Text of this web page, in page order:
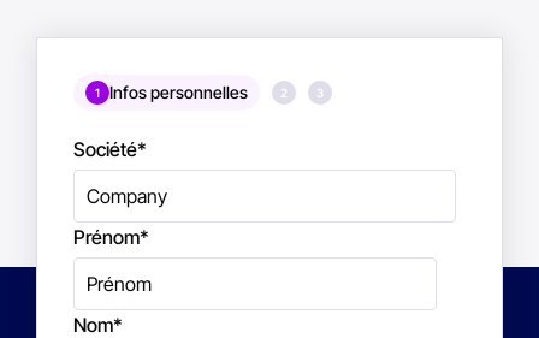
1 Infos personnelles 2 3
Société*
Prénom*
Nom*